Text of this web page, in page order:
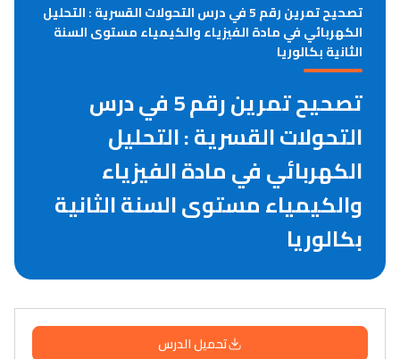
تصحيح تمرين رقم 5 في درس التحولات القسرية : التحليل
الكهربائي في مادة الفيزياء والكيمياء مستوى السنة
الثانية بكالوريا
تصحيح تمرين رقم 5 في درس
التحولات القسرية : التحليل
الكهربائي في مادة الفيزياء
والكيمياء مستوى السنة الثانية
بكالوريا
تحميل الدرس